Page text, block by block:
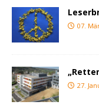
07.
27.